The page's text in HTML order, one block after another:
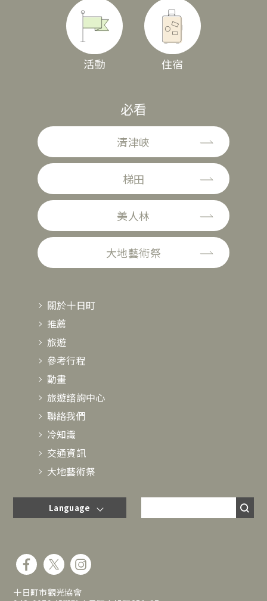
活動 住宿
必看
清津峽
梯田
美人林
大地藝術祭
關於十日町
推薦
旅遊
參考行程
動畫
旅遊諮詢中心
聯絡我們
冷知識
交通資訊
大地藝術祭
Language
十日町市觀光協會